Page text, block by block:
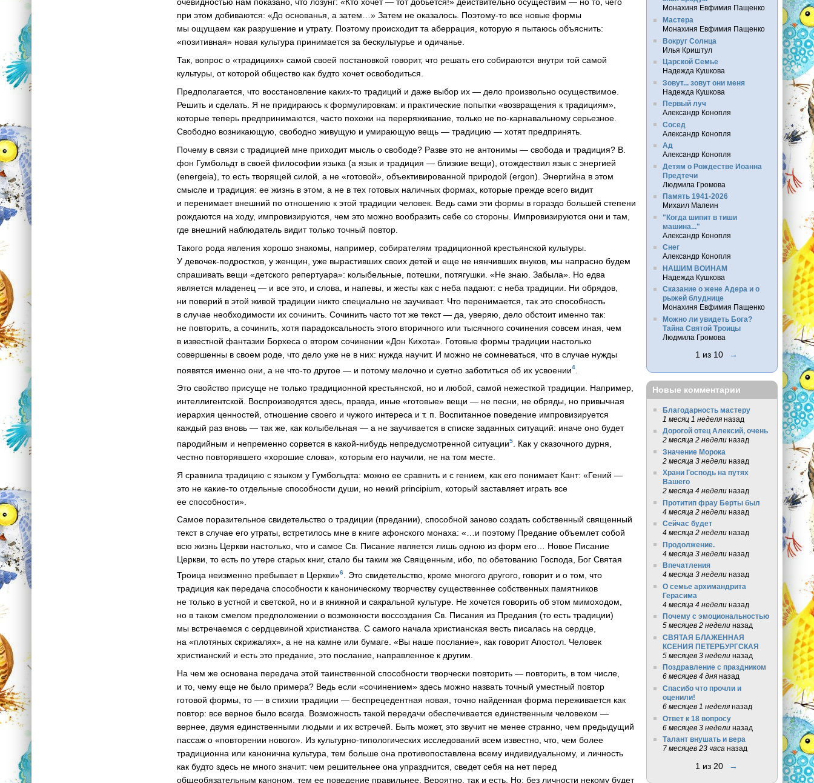
очевидностью нам показано, что лозунг: «Кто хочет — тот добьется!» действительно осуществим — но то, чего
при этом добиваются: «До основанья, а затем…» Затем не оказалось. Поэтому-то все новые формы
мы ощущаем как разрушение и утрату. Поэтому происходит та аберрация, которую я пытаюсь объяснить:
«позитивная» новая культура принимается за бескультурье и одичанье.
Так, вопрос о «традициях» самой своей постановкой говорит, что решать его собираются внутри той самой
культуры, от которой общество как будто хочет освободиться.
Предполагается, что восстановление каких-то традиций и даже выбор их — дело произвольно осуществимое.
Решить и сделать. Я не придираюсь к формулировкам: и практические попытки «возвращения к традициям»,
которые теперь предпринимаются, часто похожи на переряживание, только не по-карнавальному серьезное.
Свободно возникающую, свободно живущую и умирающую вещь — традицию — хотят предпринять.
Почему в связи с традицией мне приходит мысль о свободе? Разве это не антонимы — свобода и традиция? В.
фон Гумбольдт в своей философии языка (а язык и традиция — близкие вещи), отождествил язык с энергией
(energeia), то есть творящей силой, а не «готовой», объективированной природой (ergon). Энергийна в этом
смысле и традиция: ее жизнь в этом, а не в тех готовых наличных формах, которые прежде всего видит
и перенимает внешний по отношению к этой традиции человек. Ведь сами эти формы в гораздо большей степени
рождаются на ходу, импровизируются, чем это можно вообразить себе со стороны. Импровизируются они и там,
где внешний наблюдатель видит только точный повтор.
Такого рода явления хорошо знакомы, например, собирателям традиционной крестьянской культуры.
У девочек-подростков , у женщин, уже вырастивших своих детей и еще не нянчивших внуков, мы напрасно будем
спрашивать вещи «детского репертуара»: колыбельные, потешки, потягушки. «Не знаю. Забыла». Но едва
является младенец — и все это, и слова, и напевы, и жесты как с неба падают: с неба традиции. Ни обрядов,
ни поверий в этой живой традиции никто специально не заучивает. Что перенимается, так это способность
в случае необходимости их сочинить. Сочинить часто тот же текст — да, уверяю, дело обстоит именно так:
не повторить, а сочинить, хотя парадоксальность этого вторичного или тысячного сочинения совсем иная, чем
в известной фантазии Борхеса о втором сочинении «Дон Кихота». Готовые формы традиции настолько
совершенны в своем роде, что дело уже не в них: нужда научит. И можно не сомневаться, что в случае нужды
появятся именно они, а нечто-то другое — и потому мелочно и суетно заботиться об их усвоении4
Это свойство присуще не только традиционной крестьянской, но и любой, самой нежесткой традиции. Например,
интеллигентской. Воспроизводятся здесь, правда, иные «готовые» вещи — не песни, не обряды, но привычная
иерархия ценностей, отношение своего и чужого интереса и т. п.
Воспитанное поведение импровизируется
каждый раз вновь — так же, как колыбельная — а не заучивается в списке заданных ситуаций: иначе оно будет
пародийным и непременно сорвется в какой-нибудь непредусмотренной ситуации5
. Как у сказочного дурня,
честно повторявшего «хорошие слова», которым его научили, не на том месте.
Я сравнила традицию с языком у Гумбольдта: можно ее сравнить и с гением, как его понимает Кант: «Гений —
это не какие-то отдельные способности души, но некий principium, который заставляет играть все
ее способности».
Самое поразительное свидетельство о традиции (предании), способной заново создать собственный священный
текст в случае его утраты, встретилось мне в книге афонского монаха: «…и поэтому Предание объемлет собой
всю жизнь Церкви настолько, что и самое Св. Писание является лишь одною из форм его… Новое Писание
Церкви, то есть по утере старых книг, стало бы таким же Священным, ибо, по обетованию Господа, Бог Святая
Троица неизменно пребывает в Церкви»6. Это свидетельство, кроме многого другого, говорит и о том, что
традиция как передача способности к каноническому творчеству существеннее собственных памятников
не только в устной и светской, но и в книжной и сакральной культуре. Не хочется говорить об этом мимоходом,
но в таком смелом предположении о возможности воссоздания Св. Писания из Предания (то есть традиции)
мы встречаемся с сердцевиной христианства. С самого начала христианская весть писалась на сердце,
на «плотяных скрижалях», а не на камне или бумаге. «Вы наше послание», как говорит Апостол. Человек
христианский и есть это предание, это послание, направленное к другим.
На чем же основана передача этой таинственной способности творчески повторить — повторить, в том числе,
и то, чему еще не было примера? Ведь если «сочинением» здесь можно назвать точный уместный повтор
готовой формы, то — в стихии традиции — беспрецедентная новая, точно найденная форма переживается как
повтор: все верное было всегда. Возможность такой передачи обеспечивается единственным человеком —
вернее, двумя единственными людьми и их встречей. Быть может, это звучит не менее странно, чем предыдущий
пассаж о «повторении нового». Из культурно-типологических исследований всем известно, что, чем более
традиционна или канонична культура, тем больше она противопоставлена всему индивидуальному, и личность
как будто здесь не много значит: чем решительнее она упразднится, сведет себя на нет перед
общеобязательным каноном, тем ее поведение правильнее. Вероятно, так и есть. Но: без личности некому будет
Монахиня Евфимия Пащенко
Мастера
Монахиня Евфимия Пащенко
Вокруг Солнца
Илья Криштул
Царской Семье
Надежда Кушкова
Зовут... зовут они меня
Надежда Кушкова
Первый луч
Александр Конопля
Сосед
Александр Конопля
Ад
Александр Конопля
Детям о Рождестве Иоанна
Предтечи
Людмила Громова
Память 1941-2026
Михаил Малеин
"Когда шипит в тиши
машина..."
Александр Конопля
Снег
Александр Конопля
НАШИМ ВОИНАМ
Надежда Кушкова
Сказание о жене Адера и о
рыжей блуднице
Монахиня Евфимия Пащенко
Можно ли увидеть Бога?
Тайна Святой Троицы
Людмила Громова
1 из 10 →
Новые комментарии
Благодарность мастеру
1 месяц 1 неделяназад
Дорогой отец Алексий, очень
2 месяца 2 неделиназад
Значение Морока
2 месяца 3 неделиназад
Храни Господь на путях
Вашего
2 месяца 4 неделиназад
Протитип фрау Берты был
4 месяца 2 неделиназад
Сейчас будет
4 месяца 2 неделиназад
Продолжение.
4 месяца 3 неделиназад
Впечатления
4 месяца 3 неделиназад
О семье архимандрита
Герасима
4 месяца 4 неделиназад
Почему с эмоциональностью
5 месяцев 2 неделиназад
СВЯТАЯ БЛАЖЕННАЯ
КСЕНИЯ ПЕТЕРБУРГСКАЯ
5 месяцев 3 неделиназад
Поздравление с праздником
6 месяцев 4 дняназад
Спасибо что прочли и
оценили!
6 месяцев 1 неделяназад
Ответ к 18 вопросу
6 месяцев 3 неделиназад
Талант внушать и вера
7 месяцев 23 часа назад
1 из 20 →